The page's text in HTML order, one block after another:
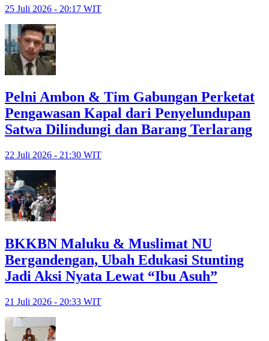
25 Juli 2026 - 20:17 WIT
Pelni Ambon & Tim Gabungan Perketat
Pengawasan Kapal dari Penyelundupan
Satwa Dilindungi dan Barang Terlarang
22 Juli 2026 - 21:30 WIT
BKKBN Maluku & Muslimat NU
Bergandengan, Ubah Edukasi Stunting
Jadi Aksi Nyata Lewat “Ibu Asuh”
21 Juli 2026 - 20:33 WIT